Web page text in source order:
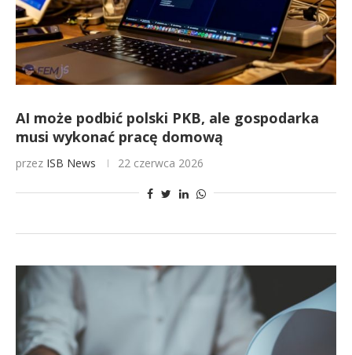
AI może podbić polski PKB, ale gospodarka
musi wykonać pracę domową
przez ISB News 22 czerwca 2026